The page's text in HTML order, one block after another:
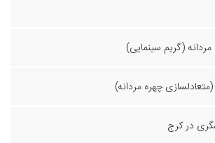
(گریم سینمایی)
چهره مردانه)
در کرج